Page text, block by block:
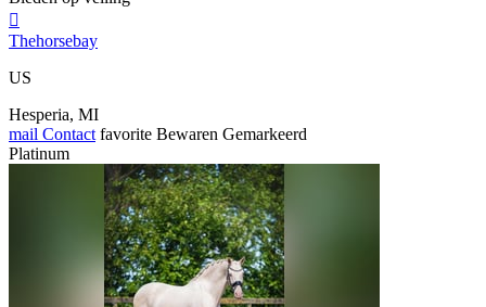

Thehorsebay
US
Hesperia, MI
mail Contact favorite Bewaren Gemarkeerd
Platinum